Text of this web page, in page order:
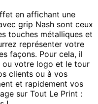
en affichant une
grip Nash sont ceux
touches métalliques et
représenter votre
façons. Pour cela, il
ou votre logo et le tour
clients ou à vos
et rapidement vos
sur Tout Le Print :